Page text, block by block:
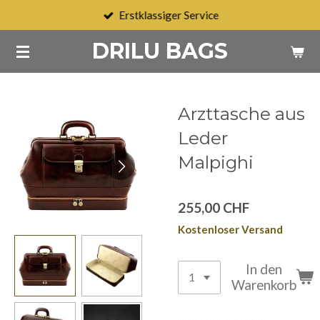
springen
DRILU BAGS
Erstklassiger Service
Arzttasche aus
Leder
Malpighi
255,00 CHF
Kostenloser Versand
In den
Warenkorb